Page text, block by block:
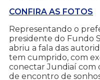
CONFIRA AS FOTOS
Representando o
presidente do Fundo
abriu a fala das
tem cumprido, com
conectar Jundiaí com
de encontro de